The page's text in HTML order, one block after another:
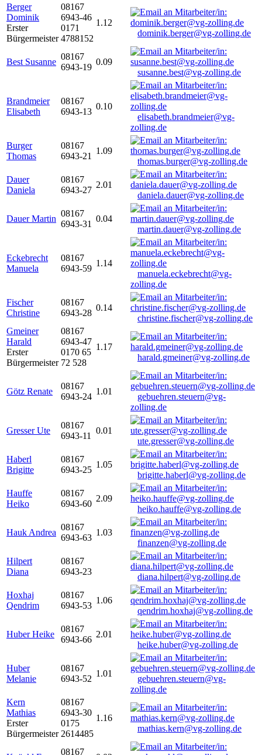
Berger
Dominik
Erster
Bürgermeister
08167
6943-46
0171
4788152
1.12
dominik.berger@vg-zolling.de
Best Susanne
08167
6943-19
0.09
susanne.best@vg-zolling.de
Brandmeier
Elisabeth
08167
6943-13
0.10
elisabeth.brandmeier@vg-
zolling.de
Burger
Thomas
08167
6943-21
1.09
thomas.burger@vg-zolling.de
Dauer
Daniela
08167
6943-27
2.01
daniela.dauer@vg-zolling.de
Dauer Martin
08167
6943-31
0.04
martin.dauer@vg-zolling.de
Eckebrecht
Manuela
08167
6943-59
1.14
manuela.eckebrecht@vg-
zolling.de
Fischer
Christine
08167
6943-28
0.14
christine.fischer@vg-zolling.de
Gmeiner
Harald
Erster
Bürgermeister
08167
6943-47
0170 65
72 528
1.17
harald.gmeiner@vg-zolling.de
Götz Renate
08167
6943-24
1.01
gebuehren.steuern@vg-
zolling.de
Gresser Ute
08167
6943-11
0.01
ute.gresser@vg-zolling.de
Haberl
Brigitte
08167
6943-25
1.05
brigitte.haberl@vg-zolling.de
Hauffe
Heiko
08167
6943-60
2.09
heiko.hauffe@vg-zolling.de
Hauk Andrea
08167
6943-63
1.03
finanzen@vg-zolling.de
Hilpert
Diana
08167
6943-23
diana.hilpert@vg-zolling.de
Hoxhaj
Qendrim
08167
6943-53
1.06
qendrim.hoxhaj@vg-zolling.de
Huber Heike
08167
6943-66
2.01
heike.huber@vg-zolling.de
Huber
Melanie
08167
6943-52
1.01
gebuehren.steuern@vg-
zolling.de
Kern
Mathias
Erster
Bürgermeister
08167
6943-30
0175
2614485
1.16
mathias.kern@vg-zolling.de
08167